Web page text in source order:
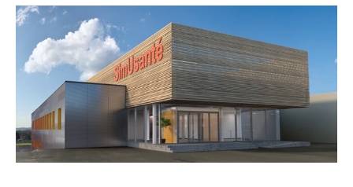
articles
santé